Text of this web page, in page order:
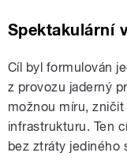
Spektakulární
Cíl byl formulován
z provozu jaderný
možnou míru,
infrastrukturu. Ten
bez ztráty jediného